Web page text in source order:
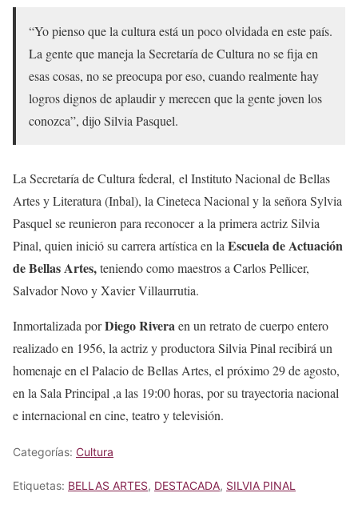
“Yo pienso que la cultura está un poco olvidada en este país.
La gente que maneja la Secretaría de Cultura no se fija en
esas cosas, no se preocupa por eso, cuando realmente hay
logros dignos de aplaudir y merecen que la gente joven los
conozca”, dijo Silvia Pasquel.
La Secretaría de Cultura federal, el Instituto Nacional de Bellas
Artes y Literatura (Inbal), la Cineteca Nacional y la señora Sylvia
Pasquel se reunieron para reconocer a la primera actriz Silvia
Pinal, quien inició su carrera artística en la Escuela de Actuación
de Bellas Artes,teniendo como maestros a Carlos Pellicer,
Salvador Novo y Xavier Villaurrutia.
Inmortalizada porDiego Riveraen un retrato de cuerpo entero
realizado en 1956, la actriz y productora Silvia Pinal recibirá un
homenaje en el Palacio de Bellas Artes, el próximo 29 de agosto,
en la Sala Principal ,a las 19:00 horas, por su trayectoria nacional
e internacional en cine, teatro y televisión.
Categorías: Cultura
Etiquetas: BELLAS ARTES, DESTACADA, SILVIA PINAL